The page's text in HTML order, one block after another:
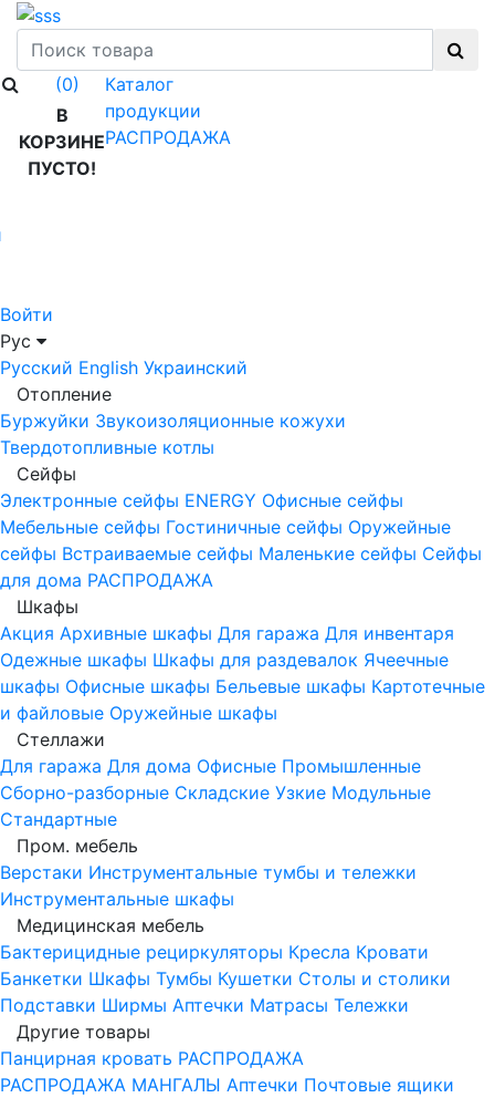
(0)
В
КОРЗИНЕ
ПУСТО!
Каталог
продукции
РАСПРОДАЖА
Войти
Рус
Русский English Украинский
Отопление
Буржуйки Звукоизоляционные кожухи
Твердотопливные котлы
Сейфы
Электронные сейфы ENERGY Офисные сейфы
Мебельные сейфы Гостиничные сейфы Оружейные
сейфы Встраиваемые сейфы Маленькие сейфы Сейфы
для дома РАСПРОДАЖА
Шкафы
Акция Архивные шкафы Для гаража Для инвентаря
Одежные шкафы Шкафы для раздевалок Ячеечные
шкафы Офисные шкафы Бельевые шкафы Картотечные
и файловые Оружейные шкафы
Стеллажи
Для гаража Для дома Офисные Промышленные
Сборно-разборные Складские Узкие Модульные
Стандартные
Пром. мебель
Верстаки Инструментальные тумбы и тележки
Инструментальные шкафы
Медицинская мебель
Бактерицидные рециркуляторы Кресла Кровати
Банкетки Шкафы Тумбы Кушетки Столы и столики
Подставки Ширмы Аптечки Матрасы Тележки
Другие товары
Панцирная кровать РАСПРОДАЖА
РАСПРОДАЖА МАНГАЛЫ Аптечки Почтовые ящики